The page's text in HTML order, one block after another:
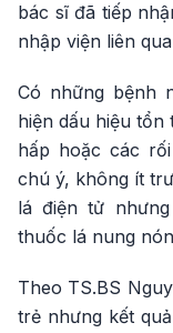
bác sĩ đã tiếp
nhập viện liên
Có những bệnh
hiện dấu hiệu tổn
hấp hoặc các
chú ý, không ít
lá điện tử
thuốc lá nung
Theo TS.BS
trẻ nhưng kết